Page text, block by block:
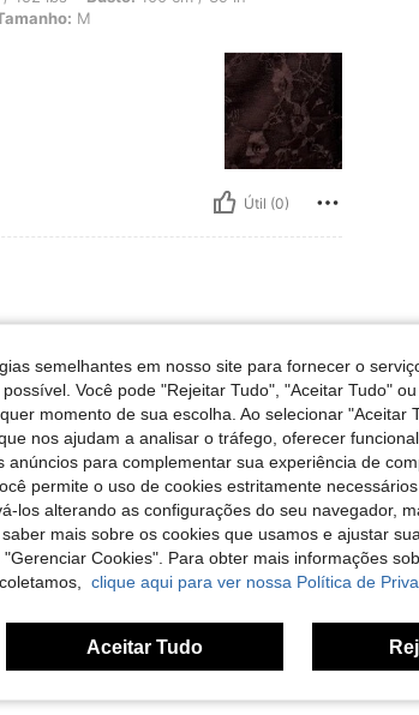
M
Útil (0)
73 cm / 29 in, Ancas: 105 cm / 41 in, Busto: 76 cm / 30 in,
Útil (0)
semelhantes em nosso site para fornecer o
Você pode "Rejeitar Tudo", "Aceitar Tudo"
momento de sua escolha. Ao selecionar "Aceitar
nos ajudam a analisar o tráfego, oferecer
anúncios para complementar sua experiência de
permite o uso de cookies estritamente
los alterando as configurações do seu navegador,
mais sobre os cookies que usamos e ajustar
Cookies". Para obter mais informações
clique aqui para ver nossa Política de
Aceitar Tudo